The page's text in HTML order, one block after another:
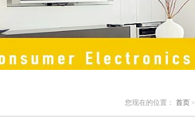
您现在的位置： 首页 >